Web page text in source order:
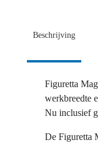
Beschrijving
Figuretta
werkbreedte
Nu inclusief
De Figuretta